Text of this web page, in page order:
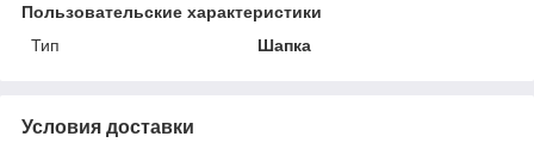
Пользовательские характеристики
Тип
Шапка
Условия доставки